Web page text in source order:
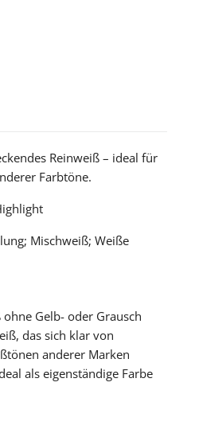
Reinweiß – ideal für
Farbtöne.
Mischweiß; Weiße
Gelb- oder Grausch
das sich klar von
anderer Marken
als eigenständige Farbe